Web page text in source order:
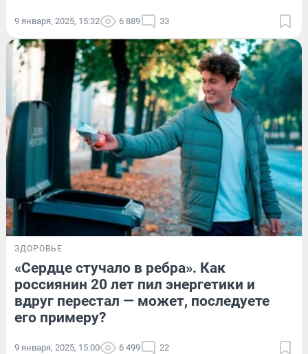
9 января, 2025, 15:32 6 889 33
ЗДОРОВЬЕ
«Сердце стучало в ребра». Как
россиянин 20 лет пил энергетики и
вдруг перестал — может, последуете
его примеру?
9 января, 2025, 15:00 6 499 22